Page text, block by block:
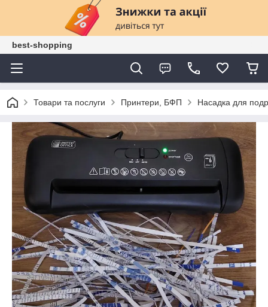
best-shopping
Товари та послуги Принтери, БФП Насадка для